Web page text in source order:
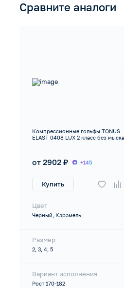
Сравните аналоги
Компрессионные гольфы TONUS
ELAST 0408 LUX 2 класс без мыска
от 2902 ₽ +145
Купить
Цвет
Черный, Карамель
Размер
2, 3, 4, 5
Вариант исполнения
Рост 170-182